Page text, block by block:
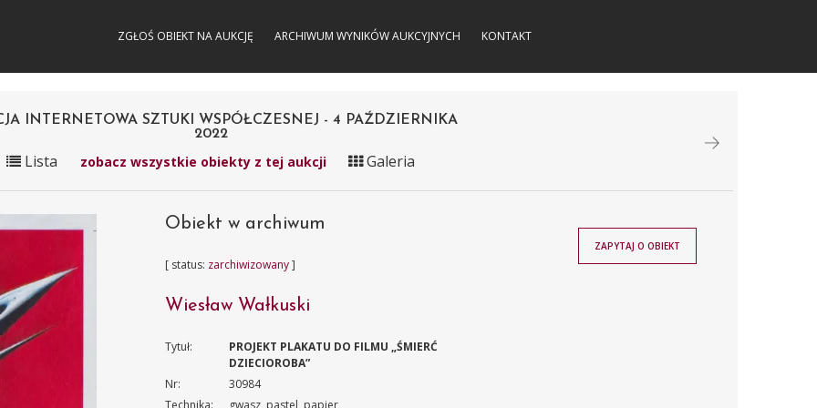
ZGŁOŚ OBIEKT NA AUKCJĘ ARCHIWUM WYNIKÓW AUKCYJNYCH KONTAKT
INTERNETOWA SZTUKI WSPÓŁCZESNEJ - 4 PAŹDZIERNIKA
2022
Lista zobacz wszystkie obiekty z tej aukcji Galeria
Obiekt w archiwum
[ status: zarchiwizowany]
Wiesław Wałkuski
Tytuł:
PROJEKT PLAKATU DO FILMU „ŚMIERĆ
DZIECIOROBA”
Nr:
30984
Technika:
gwasz, pastel, papier
ZAPYTAJ O OBIEKT